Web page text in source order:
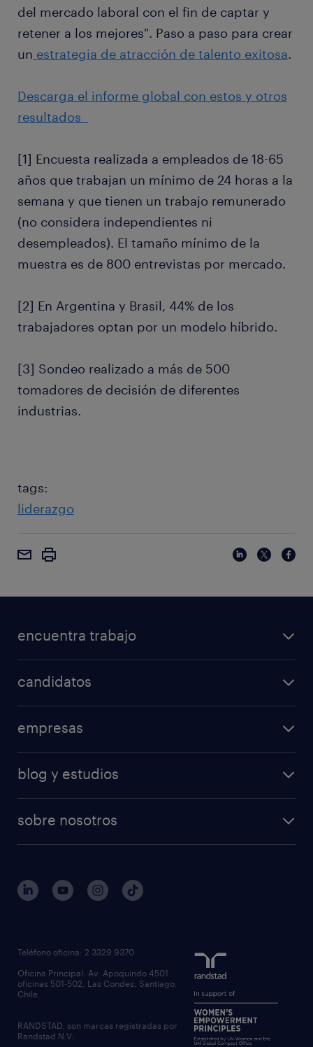
del mercado laboral con el fin de captar y
retener a los mejores". Paso a paso para crear
un estrategia de atracción de talento exitosa.
Descarga el informe global con estos y otros
resultados
[1] Encuesta realizada a empleados de 18-65
años que trabajan un mínimo de 24 horas a la
semana y que tienen un trabajo remunerado
(no considera independientes ni
desempleados). El tamaño mínimo de la
muestra es de 800 entrevistas por mercado.
[2] En Argentina y Brasil, 44% de los
trabajadores optan por un modelo híbrido.
[3] Sondeo realizado a más de 500
tomadores de decisión de diferentes
industrias.
tags:
liderazgo
encuentra trabajo
candidatos
empresas
blog y estudios
sobre nosotros
Teléfono oficina: 2 3329 9370
Oficina Principal: Av. Apoquindo 4501
oficinas 501-502, Las Condes, Santiago,
Chile.
RANDSTAD, son marcas registradas por
Randstad N.V.